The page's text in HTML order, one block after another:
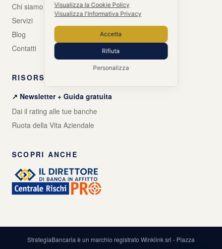
Chi siamo
Servizi
Blog
Contatti
RISORSE GRATUITE
↗ Newsletter + Guida gratuita
Dai il rating alle tue banche
Ruota della Vita Aziendale
SCOPRI ANCHE
StrategiaBancaria è un marchio registrato Winklink srl - Piazza
Visualizza la Cookie Policy
Visualizza l'Informativa Privacy
Accetta
Rifiuta
Personalizza